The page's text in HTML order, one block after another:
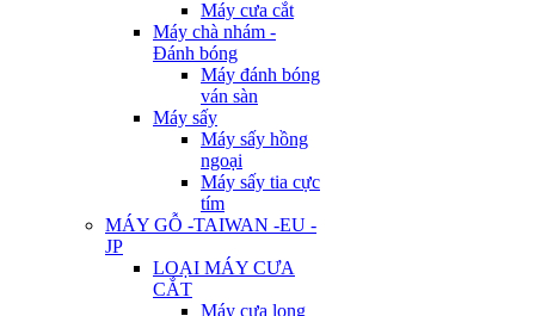
Máy cưa cắt
Máy chà nhám -
Đánh bóng
Máy đánh bóng
ván sàn
Máy sấy
Máy sấy hồng
ngoại
Máy sấy tia cực
tím
MÁY GỖ -TAIWAN -EU -
JP
LOẠI MÁY CƯA
CẮT
Máy cưa lọng